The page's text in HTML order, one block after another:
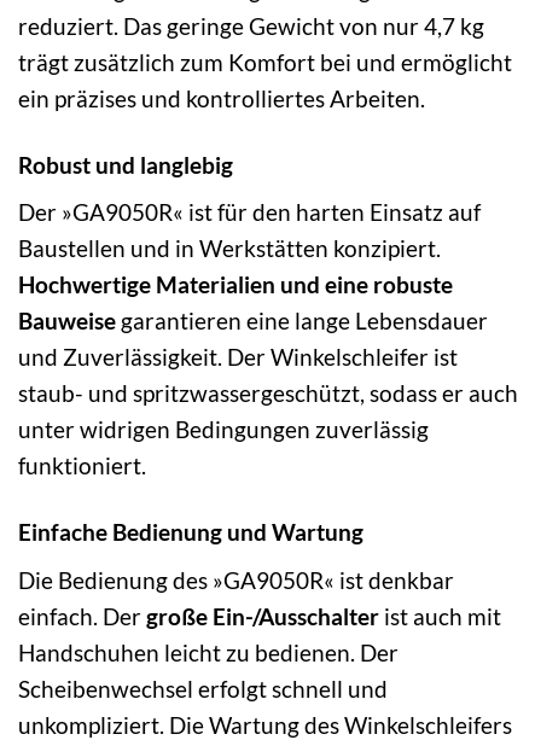
reduziert. Das geringe Gewicht von nur 4,7 kg
trägt zusätzlich zum Komfort bei und ermöglicht
ein präzises und kontrolliertes Arbeiten.
Robust und langlebig
Der »GA9050R« ist für den harten Einsatz auf
Baustellen und in Werkstätten konzipiert.
Hochwertige Materialien und eine robuste
Bauweise garantieren eine lange Lebensdauer
und Zuverlässigkeit. Der Winkelschleifer ist
staub- und spritzwassergeschützt, sodass er auch
unter widrigen Bedingungen zuverlässig
funktioniert.
Einfache Bedienung und Wartung
Die Bedienung des »GA9050R« ist denkbar
einfach. Dergroße Ein-/Ausschalter ist auch mit
Handschuhen leicht zu bedienen. Der
Scheibenwechsel erfolgt schnell und
unkompliziert. Die Wartung des Winkelschleifers